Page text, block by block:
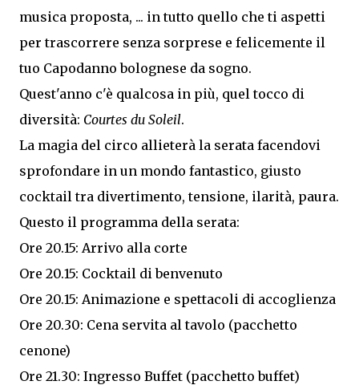
musica proposta, ... in tutto quello che ti aspetti
per trascorrere senza sorprese e felicemente il
tuo Capodanno bolognese da sogno.
Quest'anno c'è qualcosa in più, quel tocco di
diversità: Courtes du Soleil.
La magia del circo allieterà la serata facendovi
sprofondare in un mondo fantastico, giusto
cocktail tra divertimento, tensione, ilarità, paura.
Questo il programma della serata:
Ore 20.15: Arrivo alla corte
Ore 20.15: Cocktail di benvenuto
Ore 20.15: Animazione e spettacoli di accoglienza
Ore 20.30: Cena servita al tavolo (pacchetto
cenone)
Ore 21.30: Ingresso Buffet (pacchetto buffet)